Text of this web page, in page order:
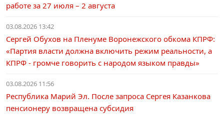
работе за 27 июля – 2 августа
03.08.2026 13:42
Сергей Обухов на Пленуме Воронежского обкома КПРФ:
«Партия власти должна включить режим реальности, а
КПРФ - громче говорить с народом языком правды»
03.08.2026 11:56
Республика Марий Эл. После запроса Сергея Казанкова
пенсионеру возвращена субсидия